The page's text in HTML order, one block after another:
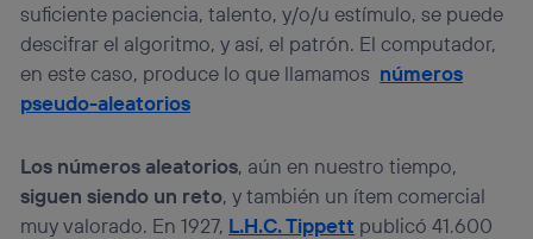
suficiente paciencia, talento, y/o/u estímulo, se puede
descifrar el algoritmo, y así, el patrón. El computador,
en este caso, produce lo que llamamos números
pseudo-aleatorios
Los números aleatorios, aún en nuestro tiempo,
siguen siendo un reto, y también un ítem comercial
muy valorado. En 1927, L.H.C. Tippett publicó 41.600